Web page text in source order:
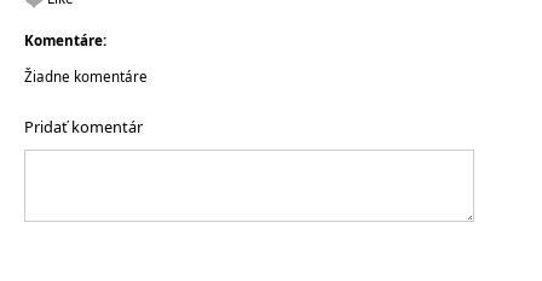
Komentáre:
Žiadne komentáre
Pridať komentár